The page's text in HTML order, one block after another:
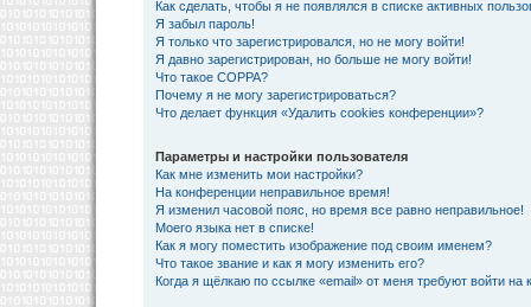
Как сделать, чтобы я не появлялся в списке активных
Я забыл пароль!
Я только что зарегистрировался, но не могу войти!
Я давно зарегистрирован, но больше не могу войти!
Что такое COPPA?
Почему я не могу зарегистрироваться?
Что делает функция «Удалить cookies конференции»?
Параметры и настройки пользователя
Как мне изменить мои настройки?
На конференции неправильное время!
Я изменил часовой пояс, но время все равно неправильное!
Моего языка нет в списке!
Как я могу поместить изображение под своим именем?
Что такое звание и как я могу изменить его?
Когда я щёлкаю по ссылке «email» от меня требуют войти на